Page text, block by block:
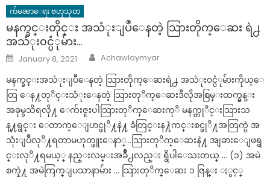
က်မၼာေရး ဗဟုသုတ
မနက္ခင္းတိုင္း အသံုးျပဳေနတဲ့ သြားတိုက္ေဆး ရဲ႕
အသံုး၀င္ပံုမ်ား…
Posted
on
January 8, 2021 Author
Achawlaymyar
မနက္ခင္းအသံုးျပဳေနတဲ့ သြားတိုက္ေဆးရဲ႕ အသံုး၀င္ပံုမ်ားကိုယ္ေ
တြ ေန႔တုိင္းသံုးေနတဲ့ သြားတုိက္ေဆးဒီလိုအစြမ္းထက္မွန္း
အခုမွသိရလို႔ ေက်းဇူးပါသြားတုိက္ေဆးကုိ မနက္တုိင္းသြားသ
န္႔ရွင္း ေတာက္ေျပာင္ဖုိ႔နဲ႔ ခံတြင္းန႔ံကင္းစင္ဖုိ႔အတြက္ပဲ အ
သုံးျပဳလုိ႔ရတာမဟုတ္ဖူးေနာ္…သြားတုိက္ေဆးနဲ႔ အျခားေျဖရွ
င္းလုိ႔ရမယ့္ နည္းလမ္းအခ်ိဳ႕လည္း ရွိပါေသးတယ္ … (၁) အမဲ
စက္နဲ႔ အမဲကြက္ျပသာနာမ်ား … သြားတုိက္ေဆး ၁ ဇြန္း ႏွင့္